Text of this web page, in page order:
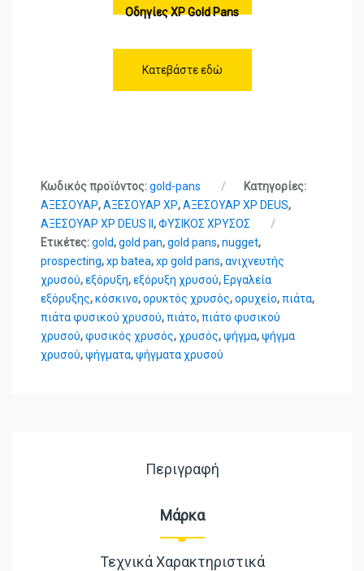
Οδηγίες XP Gold Pans
Κατεβάστε εδώ
Κωδικός προϊόντος:gold-pans
Κατηγορίες:
ΑΞΕΣΟΥΑΡ,ΑΞΕΣΟΥΑΡ XP,ΑΞΕΣΟΥΑΡ XP DEUS,
ΑΞΕΣΟΥΑΡ XP DEUS II,ΦΥΣΙΚΟΣ ΧΡΥΣΟΣ
Ετικέτες:gold,gold pan,gold pans,nugget,
prospecting,xp batea,xp gold pans,ανιχνευτής
χρυσού,εξόρυξη,εξόρυξη χρυσού,Εργαλεία
εξόρυξης,κόσκινο,ορυκτός χρυσός,ορυχείο,πιάτα,
πιάτα φυσικού χρυσού,πιάτο,πιάτο φυσικού
χρυσού,φυσικός χρυσός,χρυσός,ψήγμα,ψήγμα
χρυσού,ψήγματα,ψήγματα χρυσού
Περιγραφή
Μάρκα
Τεχνικά Χαρακτηριστικά